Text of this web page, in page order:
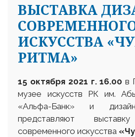
ВЫСТАВКА
ИСКУССТВА
РИТМА»
15 октября 2021 г.16.00в
музее искусств РК им.
«Альфа-Банк» и
представляют
современного искусства